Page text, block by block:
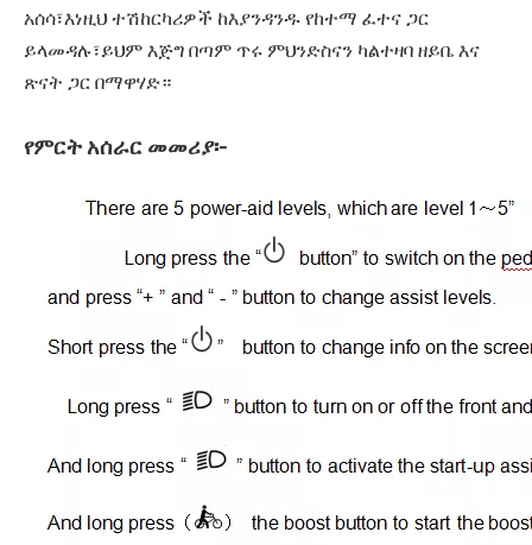
አሰሳ፣እነዚህ ተሽከርካሪዎች ከእያንዳንዱ የከተማ ፈተና ጋር
ይላመዳሉ፣ይህም እጅግ በጣም ጥሩ ምህንድስናን ካልተዛባ ዘይቤ እና
ጽናት ጋር በማዋሃድ።
የምርት አሰራር መመሪያ፡-